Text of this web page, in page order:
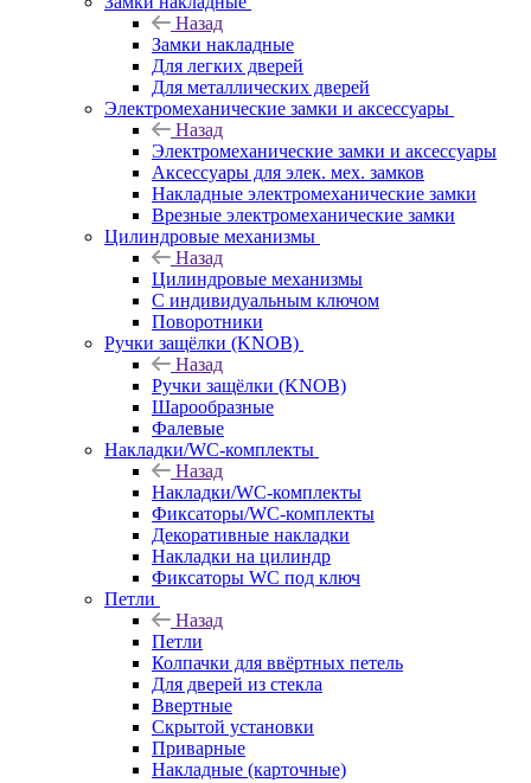
Назад
Замки накладные
Для легких дверей
Для металлических дверей
Электромеханические замки и аксессуары
Назад
Электромеханические замки и аксессуары
Аксессуары для элек. мех. замков
Накладные электромеханические замки
Врезные электромеханические замки
Цилиндровые механизмы
Назад
Цилиндровые механизмы
С индивидуальным ключом
Поворотники
Ручки защёлки (KNOB)
Назад
Ручки защёлки (KNOB)
Шарообразные
Фалевые
Накладки/WC-комплекты
Назад
Накладки/WC-комплекты
Фиксаторы/WC-комплекты
Декоративные накладки
Накладки на цилиндр
Фиксаторы WC под ключ
Петли
Назад
Петли
Колпачки для ввёртных петель
Для дверей из стекла
Ввертные
Скрытой установки
Приварные
Накладные (карточные)